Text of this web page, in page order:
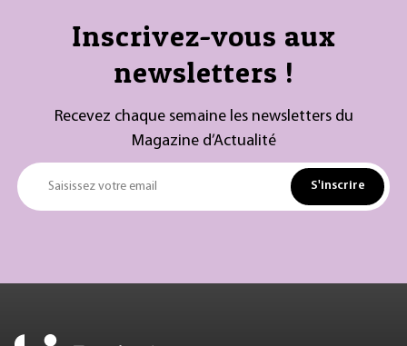
Inscrivez-vous aux
newsletters !
Recevez chaque semaine les newsletters du
Magazine d’Actualité
Saisissez votre email S'inscrire